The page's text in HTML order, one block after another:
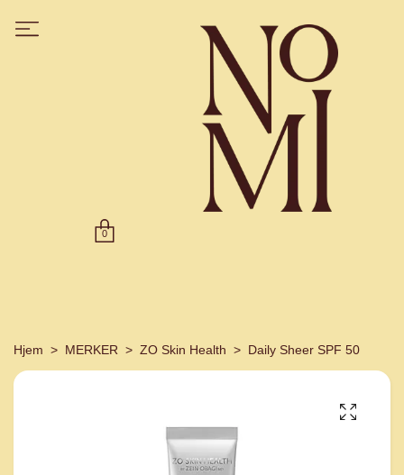
0
Hjem MERKER ZO Skin Health Daily Sheer SPF 50